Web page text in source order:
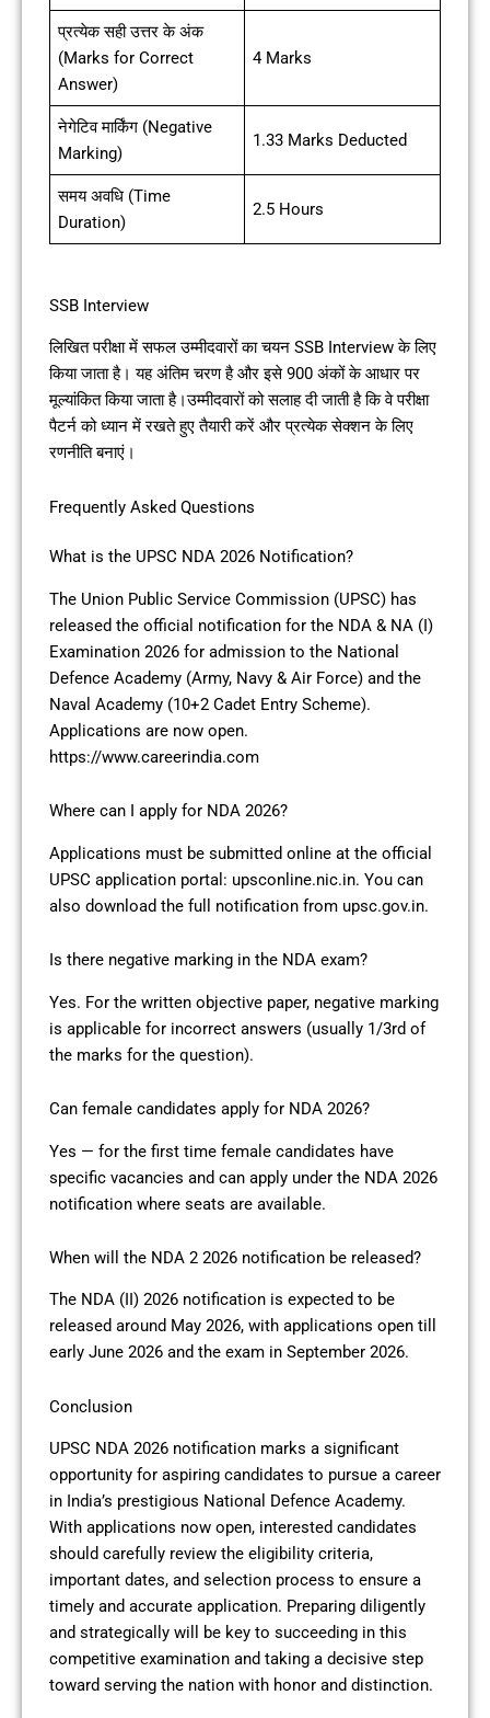
प्रत्येक सही उत्तर के अंक
(Marks for Correct
Answer)
4 Marks
नेगेटिव मार्किंग (Negative
Marking)
1.33 Marks Deducted
समय अवधि (Time
Duration)
2.5 Hours
SSB Interview
लिखित परीक्षा में सफल उम्मीदवारों का चयन SSB Interview के लिए
किया जाता है। यह अंतिम चरण है और इसे 900 अंकों के आधार पर
मूल्यांकित किया जाता है।उम्मीदवारों को सलाह दी जाती है कि वे परीक्षा
पैटर्न को ध्यान में रखते हुए तैयारी करें और प्रत्येक सेक्शन के लिए
रणनीति बनाएं।
Frequently Asked Questions
What is the UPSC NDA 2026 Notification?
The Union Public Service Commission (UPSC) has
released the official notification for the NDA & NA (I)
Examination 2026 for admission to the National
Defence Academy (Army, Navy & Air Force) and the
Naval Academy (10+2 Cadet Entry Scheme).
Applications are now open.
https://www.careerindia.com
Where can I apply for NDA 2026?
Applications must be submitted online at the official
UPSC application portal: upsconline.nic.in. You can
also download the full notification from upsc.gov.in.
Is there negative marking in the NDA exam?
Yes. For the written objective paper, negative marking
is applicable for incorrect answers (usually 1/3rd of
the marks for the question).
Can female candidates apply for NDA 2026?
Yes — for the first time female candidates have
specific vacancies and can apply under the NDA 2026
notification where seats are available.
When will the NDA 2 2026 notification be released?
The NDA (II) 2026 notification is expected to be
released around May 2026, with applications open till
early June 2026 and the exam in September 2026.
Conclusion
UPSC NDA 2026 notification marks a significant
opportunity for aspiring candidates to pursue a career
in India’s prestigious National Defence Academy.
With applications now open, interested candidates
should carefully review the eligibility criteria,
important dates, and selection process to ensure a
timely and accurate application. Preparing diligently
and strategically will be key to succeeding in this
competitive examination and taking a decisive step
toward serving the nation with honor and distinction.